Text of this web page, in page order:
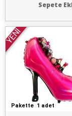
Sepete
Pakette 1 adet
YENİ